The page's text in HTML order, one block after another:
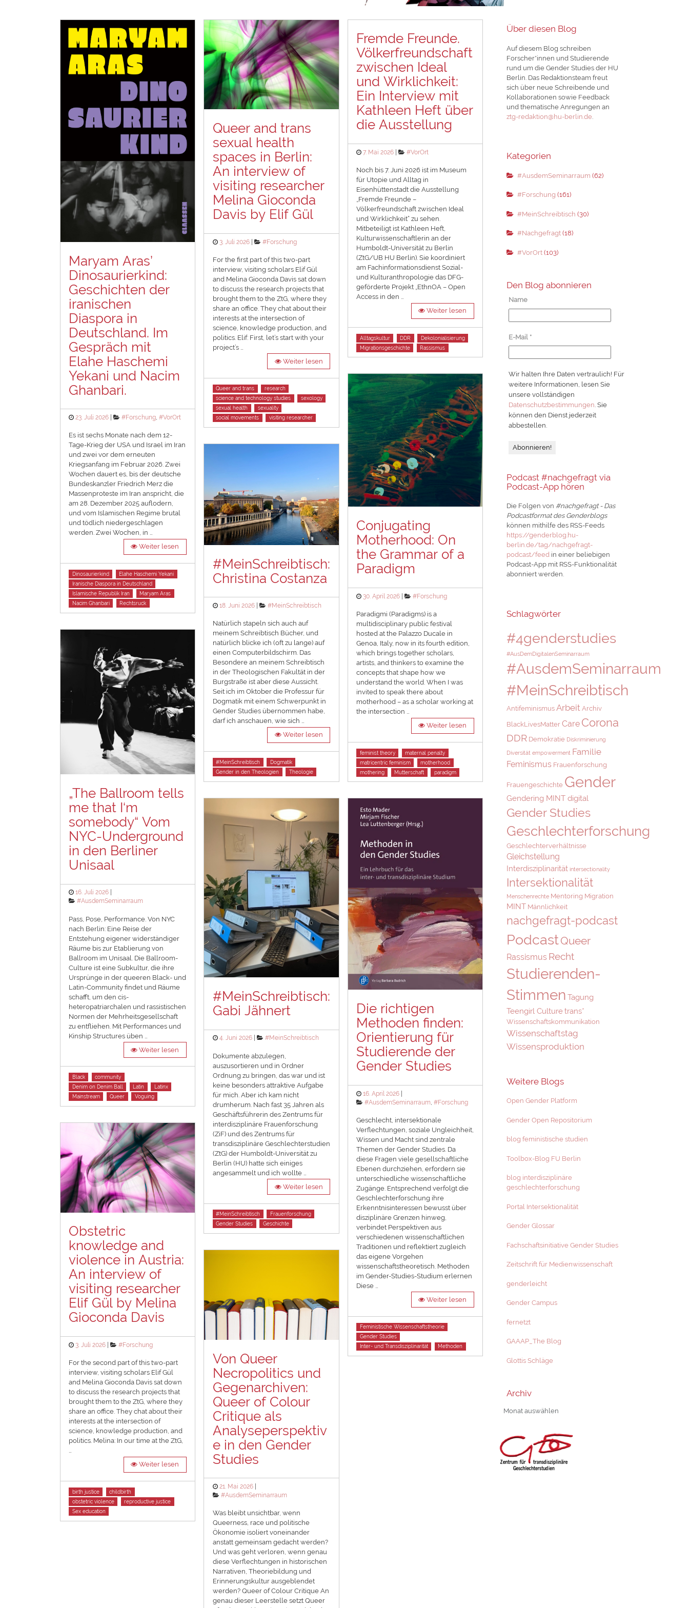
Maryam Aras’
Dinosaurierkind:
Geschichten der
iranischen
Diaspora in
Deutschland. Im
Gespräch mit
Elahe Haschemi
Yekani und Nacim
Ghanbari.
Posted
23. Juli 2026 Categories
#Forschung,#VorOrt
Es ist sechs Monate nach dem 12-
Tage-Krieg der USA und Israel im Iran
und zwei vor dem erneuten
Kriegsanfang im Februar 2026. Zwei
Wochen dauert es, bis der deutsche
Bundeskanzler Friedrich Merz die
Massenproteste im Iran anspricht, die
am 28. Dezember 2025 auflodern,
und vom Islamischen Regime brutal
und tödlich niedergeschlagen
werden. Zwei Wochen, in …
Weiter lesen
Tags
Dinosaurierkind
Elahe Haschemi Yekani
Iranische Diaspora in Deutschland
Islamische Republik Iran
Maryam Aras
Nacim Ghanbari
Rechtsruck
„The Ballroom tells
me that I‘m
somebody“ Vom
NYC-Underground
in den Berliner
Unisaal
Posted
on
16. Juli 2026
Categories
#AusdemSeminarraum
Pass, Pose, Performance. Von NYC
nach Berlin: Eine Reise der
Entstehung eigener widerständiger
Räume bis zur Etablierung von
Ballroom im Unisaal. Die Ballroom-
Culture ist eine Subkultur, die ihre
Ursprünge in der queeren Black- und
Latin-Community findet und Räume
schafft, um den cis-
heteropatriarchalen und rassistischen
Normen der Mehrheitsgesellschaft
zu entfliehen. Mit Performances und
Kinship Structures üben …
Weiter lesen
Tags
Black
community
Denim on Denim Ball
Latin
Latinx
Mainstream
Queer Voguing
Obstetric
knowledge and
violence in Austria:
An interview of
visiting researcher
Elif Gül by Melina
Gioconda Davis
Posted
3. Juli 2026 Categories
#Forschung
For the second part of this two-part
interview, visiting scholars Elif Gül
and Melina Gioconda Davis sat down
to discuss the research projects that
brought them to the ZtG, where they
share an office. They chat about their
interests at the intersection of
science, knowledge production, and
politics. Melina: In our time at the ZtG,
…
Weiter lesen
Tags
birth justice
childbirth
obstetric violence
reproductive justice
Sex education
Queer and trans
sexual health
spaces in Berlin:
An interview of
visiting researcher
Melina Gioconda
Davis by Elif Gül
Posted
3. Juli 2026 Categories
#Forschung
For the first part of this two-part
interview, visiting scholars Elif Gül
and Melina Gioconda Davis sat down
to discuss the research projects that
brought them to the ZtG, where they
share an office. They chat about their
interests at the intersection of
science, knowledge production, and
politics. Elif: First, let’s start with your
project’s …
Weiter lesen
Tags
Queer and trans
research
science and technology studies
sexology
sexual health
sexuality
social movements
visiting researcher
#MeinSchreibtisch:
Christina Costanza
Posted
18. Juni 2026 Categories
#MeinSchreibtisch
Natürlich stapeln sich auch auf
meinem Schreibtisch Bücher, und
natürlich blicke ich (oft zu lange) auf
einen Computerbildschirm. Das
Besondere an meinem Schreibtisch
in der Theologischen Fakultät in der
Burgstraße ist aber diese Aussicht.
Seit ich im Oktober die Professur für
Dogmatik mit einem Schwerpunkt in
Gender Studies übernommen habe,
darf ich anschauen, wie sich …
Weiter lesen
Tags
#MeinSchreibtisch
Dogmatik
Gender in den Theologien
Theologie
#MeinSchreibtisch:
Gabi Jähnert
Posted
4. Juni 2026 Categories
#MeinSchreibtisch
Dokumente abzulegen,
auszusortieren und in Ordner
Ordnung zu bringen, das war und ist
keine besonders attraktive Aufgabe
für mich. Aber ich kam nicht
drumherum. Nach fast 35 Jahren als
Geschäftsführerin des Zentrums für
interdisziplinäre Frauenforschung
(ZiF) und des Zentrums für
transdisziplinäre Geschlechterstudien
(ZtG) der Humboldt-Universität zu
Berlin (HU) hatte sich einiges
angesammelt und ich wollte …
Weiter lesen
Tags
#MeinSchreibtisch
Frauenforschung
Gender Studies
Geschichte
Von Queer
Necropolitics und
Gegenarchiven:
Queer of Colour
Critique als
Analyseperspektiv
e in den Gender
Studies
Posted
on
21. Mai 2026
Categories
#AusdemSeminarraum
Was bleibt unsichtbar, wenn
Queerness, race und politische
Ökonomie isoliert voneinander
anstatt gemeinsam gedacht werden?
Und was geht verloren, wenn genau
diese Verflechtungen in historischen
Narrativen, Theoriebildung und
Erinnerungskultur ausgeblendet
werden? Queer of Colour Critique An
genau dieser Leerstelle setzt Queer
Fremde Freunde.
Völkerfreundschaft
zwischen Ideal
und Wirklichkeit:
Ein Interview mit
Kathleen Heft über
die Ausstellung
Posted
7. Mai 2026 Categories
#VorOrt
Noch bis 7. Juni 2026 ist im Museum
für Utopie und Alltag in
Eisenhüttenstadt die Ausstellung
„Fremde Freunde –
Völkerfreundschaft zwischen Ideal
und Wirklichkeit“ zu sehen.
Mitbeteiligt ist Kathleen Heft,
Kulturwissenschaftlerin an der
Humboldt-Universität zu Berlin
(ZtG/UB HU Berlin). Sie koordiniert
am Fachinformationsdienst Sozial-
und Kulturanthropologie das DFG-
geförderte Projekt „EthnOA – Open
Access in den …
Weiter lesen
Tags
Alltagskultur DDR
Dekolonialisierung
Migrationsgeschichte
Rassismus
Conjugating
Motherhood: On
the Grammar of a
Paradigm
Posted
30. April 2026 Categories
#Forschung
Paradigmi (Paradigms) is a
multidisciplinary public festival
hosted at the Palazzo Ducale in
Genoa, Italy, now in its fourth edition,
which brings together scholars,
artists, and thinkers to examine the
concepts that shape how we
understand the world. When I was
invited to speak there about
motherhood – as a scholar working at
the intersection …
Weiter lesen
Tags
feminist theory
maternal penalty
matricentric feminism
motherhood
mothering
Mutterschaft paradigm
Die richtigen
Methoden finden:
Orientierung für
Studierende der
Gender Studies
Posted
on
16. April 2026
Categories
#AusdemSeminarraum ,#Forschung
Geschlecht, intersektionale
Verflechtungen, soziale Ungleichheit,
Wissen und Macht sind zentrale
Themen der Gender Studies. Da
diese Fragen viele gesellschaftliche
Ebenen durchziehen, erfordern sie
unterschiedliche wissenschaftliche
Zugänge. Entsprechend verfolgt die
Geschlechterforschung ihre
Erkenntnisinteressen bewusst über
disziplinäre Grenzen hinweg,
verbindet Perspektiven aus
verschiedenen wissenschaftlichen
Traditionen und reflektiert zugleich
das eigene Vorgehen
wissenschaftstheoretisch. Methoden
im Gender-Studies-Studium erlernen
Diese …
Weiter lesen
Tags
Feministische Wissenschaftstheorie
Gender Studies
Inter- und Transdisziplinarität
Methoden
Über diesen Blog
Auf diesem Blog schreiben
Forscher*innen und Studierende
rund um die Gender Studies der HU
Berlin. Das Redaktionsteam freut
sich über neue Schreibende und
Kollaborationen sowie Feedback
und thematische Anregungen an
ztg-redaktion@hu-berlin.de
Kategorien
#AusdemSeminarraum (62)
#Forschung (161)
#MeinSchreibtisch (30)
#Nachgefragt(18)
#VorOrt(103)
Den Blog abonnieren
Name
E-Mail *
Wir halten Ihre Daten vertraulich! Für
weitere Informationen, lesen Sie
unsere vollständigen
Datenschutzbestimmungen. Sie
können den Dienst jederzeit
abbestellen.
Podcast #nachgefragt via
Podcast-App hören
Die Folgen von #nachgefragt - Das
Podcastformat des Genderblogs
können mithilfe des RSS-Feeds
https://genderblog.hu-
berlin.de/tag/nachgefragt-
podcast/feed in einer beliebigen
Podcast-App mit RSS-Funktionalität
abonniert werden.
Schlagwörter
#4genderstudies
#AusDemDigitalenSeminarraum
#AusdemSeminarraum
#MeinSchreibtisch
Antifeminismus Arbeit Archiv
BlackLivesMatter Care Corona
DDR Demokratie Diskriminierung
Diversität empowerment Familie
Feminismus Frauenforschung
Frauengeschichte Gender
Gendering MINT digital
Gender Studies
Geschlechterforschung
Geschlechterverhältnisse
Gleichstellung
Interdisziplinarität intersectionality
Intersektionalität
Menschenrechte Mentoring Migration
MINT Männlichkeit
nachgefragt-podcast
PodcastQueer
Rassismus Recht
Studierenden-
Stimmen Tagung
Teengirl Culturetrans*
Wissenschaftskommunikation
Wissenschaftstag
Wissensproduktion
Weitere Blogs
Open Gender Platform
Gender Open Repositorium
blog feministische studien
Toolbox-Blog FU Berlin
blog interdisziplinäre
geschlechterforschung
Portal Intersektionalität
Gender Glossar
Fachschaftsinitiative Gender Studies
Zeitschrift für Medienwissenschaft
genderleicht
Gender Campus
fernetzt
GAAAP_The Blog
Glottis Schläge
Archiv
Archiv